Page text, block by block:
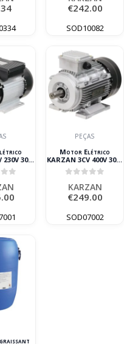
€242.00
SOD10082
3000
PEÇAS
Motor Elétrico
KARZAN 3CV 400V 3000
rpm
KARZAN
€249.00
SOD07002